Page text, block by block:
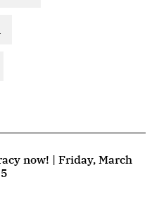
now! | Friday, March